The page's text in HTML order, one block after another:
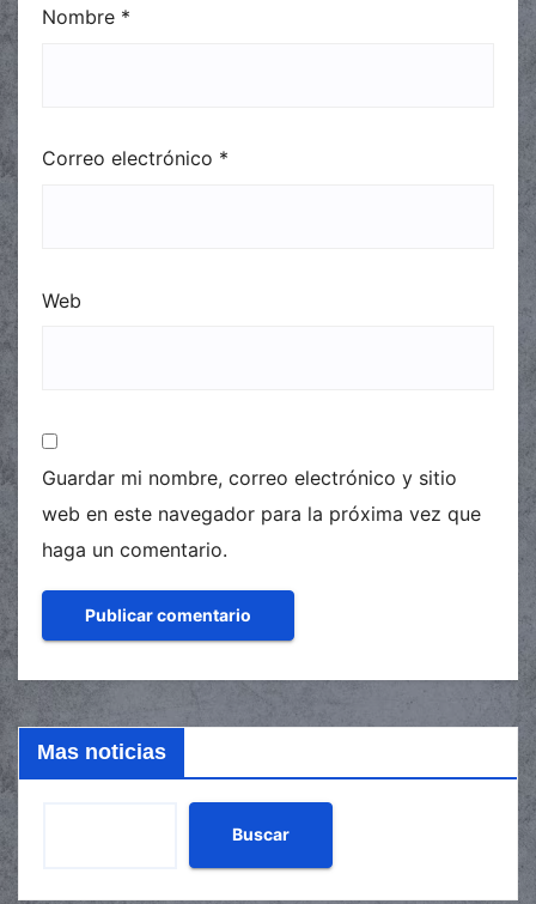
Nombre *
Correo electrónico *
Web
Guardar mi nombre, correo electrónico y sitio
web en este navegador para la próxima vez que
haga un comentario.
Mas noticias
Buscar